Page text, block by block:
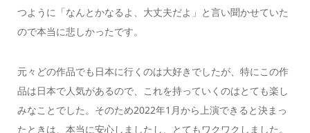
つように「なんとかなるよ、大丈夫だよ」と言い聞かせていた
ので本当に悲しかったです。
元々どの作品でも日本に行くのは大好きでしたが、特にこの作
品は日本で人気があるので、これを持っていくのはとても楽し
みなことでした。そのため2022年1月から上演できると決まっ
たときは、本当に安心しましたし、とてもワクワクしました。